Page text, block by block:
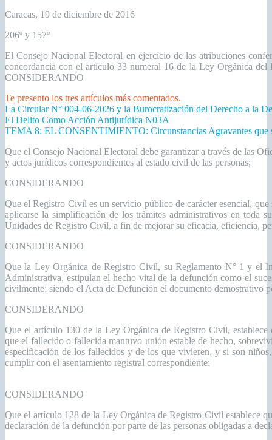
Caracas, 19 de diciembre de 2016
206º y 157º
El Consejo Nacional Electoral en ejercicio de las atribuciones
concordancia con el artículo 33 numeral 16 de la Ley Orgánica
CONSIDERANDO
Te presento los tres artículos más comentados.
La Circular N° 004-06-2026 y la Burocratización del Derecho a la
El Delito Como Acción Antijurídica N03A
TEMA 8: EL CONSENTIMIENTO: Circunstancias Agravantes que
Que el Consejo Nacional Electoral debe garantizar a través de las
y actos jurídicos correspondientes al estado civil de las personas;
CONSIDERANDO
Que el Registro Civil es un servicio público de carácter esencial,
aplicarse la simplificación de los trámites administrativos en toda
Unidades de Registro Civil, a fin de mejorar su eficacia, eficiencia,
CONSIDERANDO
Que la Ley Orgánica de Registro Civil, su Reglamento N° 1 y el
Administrativa, estipulan el hecho vital de la defunción como el
civilmente; siendo el Acta de Defunción el documento demostrativo
CONSIDERANDO
Que el artículo 130 de la Ley Orgánica de Registro Civil,
que el fallecido o fallecida mantuvo unión estable de hecho,
especificación de los fallecidos y de los que vivieren, y si son
cumplir con el asentamiento registral correspondiente;
CONSIDERANDO
Que el artículo 128 de la Ley Orgánica de Registro Civil establece
declaración de la defunción por parte de las personas obligadas a